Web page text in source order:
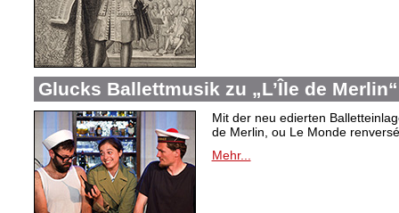
Glucks Ballettmusik zu „L’Île de Merlin“
Mit der neu edierten
de Merlin, ou Le Monde
Mehr...